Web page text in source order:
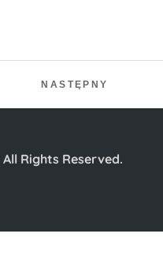
NASTĘPNY
All Rights Reserved.